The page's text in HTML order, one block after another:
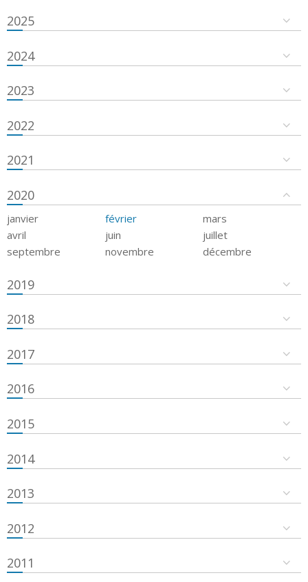
2025
2024
2023
2022
2021
2020
janvier février
mars
avril
juin
juillet
septembre
novembre décembre
2019
2018
2017
2016
2015
2014
2013
2012
2011